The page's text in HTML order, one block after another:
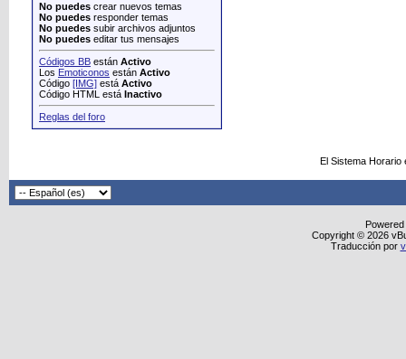
No puedes crear nuevos temas
No puedes responder temas
No puedes subir archivos adjuntos
No puedes editar tus mensajes
Códigos BB están Activo
Los Emoticonos están Activo
Código [IMG] está Activo
Código HTML está Inactivo
Reglas del foro
El Sistema
Copyright © 2026
Traducción por